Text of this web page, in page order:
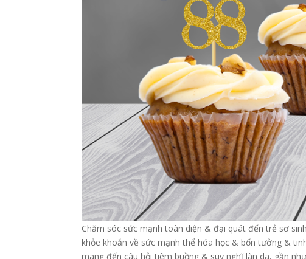
Chăm sóc sức mạnh toàn diện & đại quát đến trẻ sơ
khỏe khoắn về sức mạnh thể hóa học & bốn tưởng &
mang đến câu hỏi tiêm buồng & suy nghĩ làn da, gần